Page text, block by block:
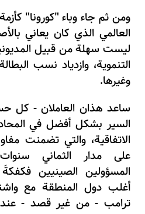
ومن ثم جاء وباء "كورونا"
العالمي الذي كان يعاني
ليست سهلة من قبيل
التنموية، وازدياد نسب
وغيرها.
ساعد هذان العاملان - كل
السير بشكل أفضل في
الاتفاقية، والتي تضمنت
على مدار الثماني
المسؤولين الصينيين
أغلب دول المنطقة مع
ترامب - من غير قصد -